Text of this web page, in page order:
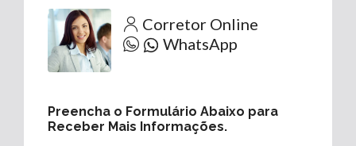
Corretor Online
WhatsApp
Preencha o Formulário Abaixo para
Receber Mais Informações.